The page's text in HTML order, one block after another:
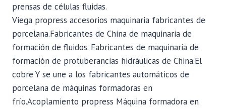
prensas de células fluidas.
Viega propress accesorios maquinaria fabricantes de
porcelana.Fabricantes de China de maquinaria de
formación de fluidos. Fabricantes de maquinaria de
formación de protuberancias hidráulicas de China.El
cobre Y se une a los fabricantes automáticos de
porcelana de máquinas formadoras en
frío.Acoplamiento propress Máquina formadora en